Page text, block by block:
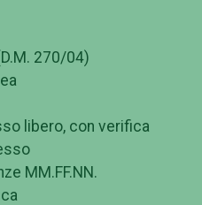
270/04)
libero, con verifica
MM.FF.NN.